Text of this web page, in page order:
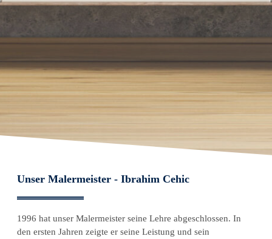
Unser Malermeister - Ibrahim Cehic
1996 hat unser Malermeister seine Lehre abgeschlossen. In
den ersten Jahren zeigte er seine Leistung und sein